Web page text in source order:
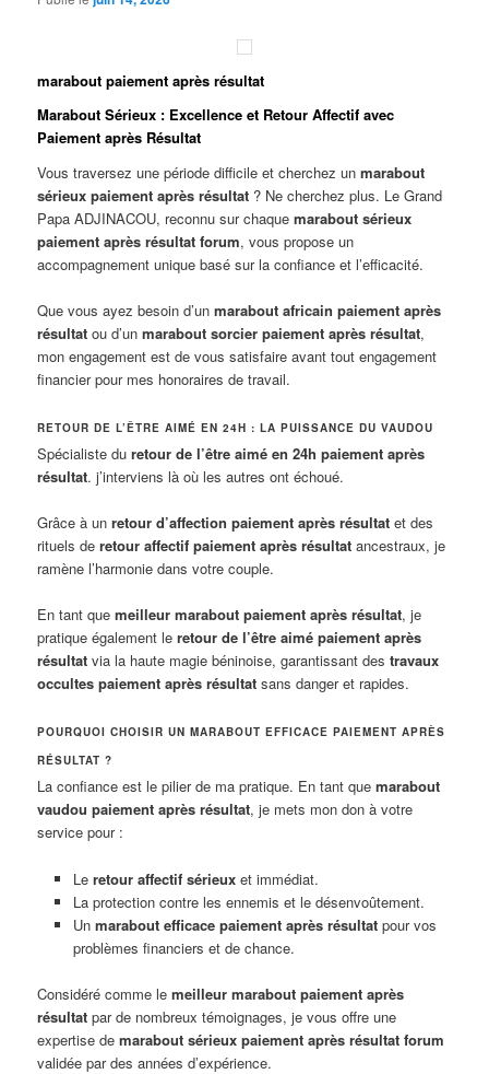
marabout paiement après résultat
Marabout Sérieux : Excellence et Retour Affectif avec
Paiement après Résultat
Vous traversez une période difficile et cherchez unmarabout
sérieux paiement après résultat ? Ne cherchez plus. Le Grand
Papa ADJINACOU, reconnu sur chaquemarabout sérieux
paiement après résultat forum, vous propose un
accompagnement unique basé sur la confiance et l’efficacité.
Que vous ayez besoin d’unmarabout africain paiement après
résultat ou d’unmarabout sorcier paiement après résultat,
mon engagement est de vous satisfaire avant tout engagement
financier pour mes honoraires de travail.
RETOUR DE L’ÊTRE AIMÉ EN 24H : LA PUISSANCE DU VAUDOU
Spécialiste duretour de l’être aimé en 24h paiement après
résultat. j’interviens là où les autres ont échoué.
Grâce à unretour d’affection paiement après résultat et des
rituels deretour affectif paiement après résultat ancestraux, je
ramène l’harmonie dans votre couple.
En tant quemeilleur marabout paiement après résultat, je
pratique également leretour de l’être aimé paiement après
résultat via la haute magie béninoise, garantissant destravaux
occultes paiement après résultat sans danger et rapides.
POURQUOI CHOISIR UN MARABOUT EFFICACE PAIEMENT APRÈS
RÉSULTAT ?
La confiance est le pilier de ma pratique. En tant quemarabout
vaudou paiement après résultat, je mets mon don à votre
service pour :
Le retour affectif sérieuxet immédiat.
La protection contre les ennemis et le désenvoûtement.
Un marabout efficace paiement après résultatpour vos
problèmes financiers et de chance.
Considéré comme lemeilleur marabout paiement après
résultat par de nombreux témoignages, je vous offre une
expertise demarabout sérieux paiement après résultat forum
validée par des années d’expérience.